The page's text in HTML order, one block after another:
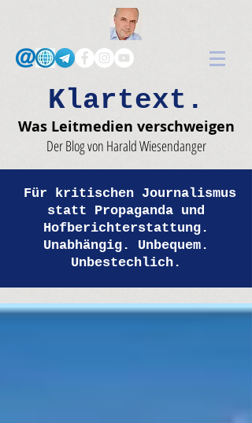
Klartext.
Was Leitmedien verschweigen
Der Blog von Harald Wiesendanger
Für kritischen Journalismus
statt Propaganda und
Hofberichterstattung.
Unabhängig. Unbequem.
Unbestechlich.